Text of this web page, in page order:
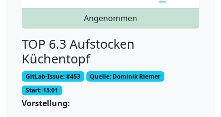
Angenommen
TOP 6.3 Aufstocken
Küchentopf
GitLab-Issue: #453
Quelle: Dominik Riemer
Start: 15:01
Vorstellung: